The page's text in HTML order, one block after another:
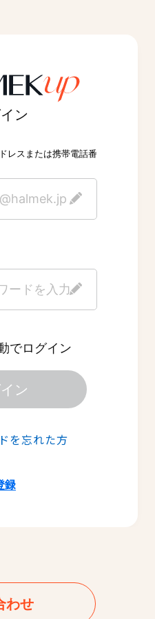
ン
レスまたは携帯電話番
でログイン
ン
を忘れた方
録
わせ